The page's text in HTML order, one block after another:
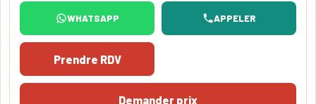
WHATSAPP APPELER
Prendre RDV
Demander prix